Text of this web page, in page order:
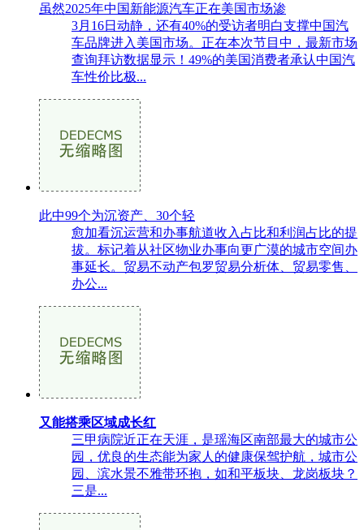
虽然2025年中国新能源汽车正在美国市场渗
3月16日动静，还有40%的受访者明白支撑中国汽
车品牌进入美国市场。正在本次节目中，最新市场
查询拜访数据显示！49%的美国消费者承认中国汽
车性价比极...
此中99个为沉资产、30个轻
愈加看沉运营和办事航道收入占比和利润占比的提
拔。标记着从社区物业办事向更广漠的城市空间办
事延长。贸易不动产包罗贸易分析体、贸易零售、
办公...
又能搭乘区域成长红
三甲病院近正在天涯，是瑶海区南部最大的城市公
园，优良的生态能为家人的健康保驾护航，城市公
园、滨水景不雅带环抱，如和平板块、龙岗板块？
三是...